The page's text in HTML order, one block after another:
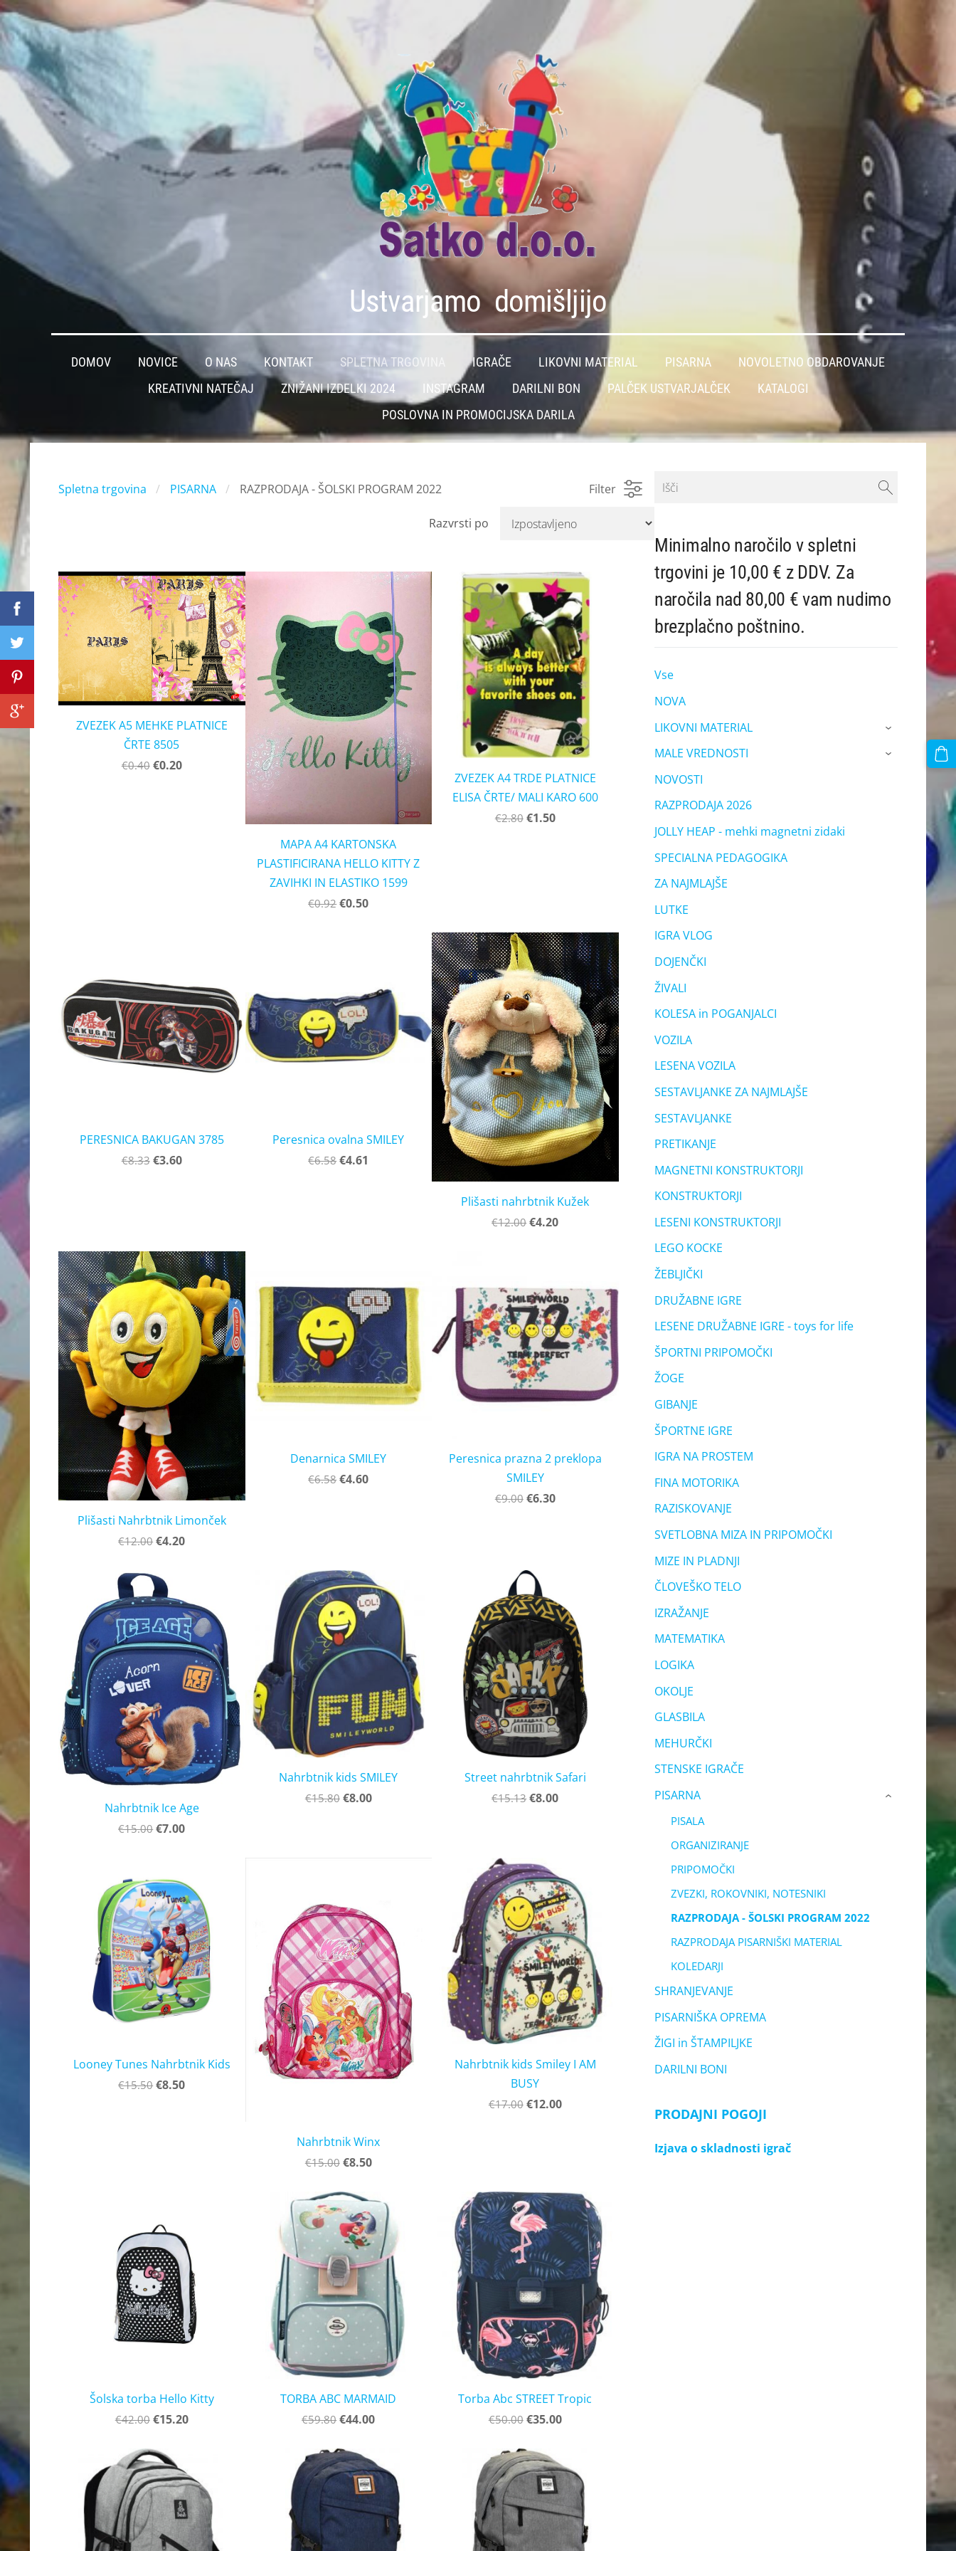
Ustvarjamo domišljijo
DOMOV NOVICE O NAS KONTAKT SPLETNA TRGOVINA IGRAČE LIKOVNI MATERIAL PISARNA
NOVOLETNO OBDAROVANJE
KREATIVNI NATEČAJ
ZNIŽANI IZDELKI 2024 INSTAGRAM DARILNI BON PALČEK USTVARJALČEK
KATALOGI
POSLOVNA IN PROMOCIJSKA DARILA
Minimalno naročilo v spletni
trgovini je 10,00 € z DDV. Za
naročila nad 80,00 € vam nudimo
brezplačno poštnino.
Vse
NOVA
LIKOVNI MATERIAL
›
MALE VREDNOSTI ›
NOVOSTI
RAZPRODAJA 2026
JOLLY HEAP - mehki magnetni zidaki
SPECIALNA PEDAGOGIKA
ZA NAJMLAJŠE
LUTKE
IGRA VLOG
DOJENČKI
ŽIVALI
KOLESA in POGANJALCI
VOZILA
LESENA VOZILA
SESTAVLJANKE ZA NAJMLAJŠE
SESTAVLJANKE
PRETIKANJE
MAGNETNI KONSTRUKTORJI
KONSTRUKTORJI
LESENI KONSTRUKTORJI
LEGO KOCKE
ŽEBLJIČKI
DRUŽABNE IGRE
LESENE DRUŽABNE IGRE - toys for life
ŠPORTNI PRIPOMOČKI
ŽOGE
GIBANJE
ŠPORTNE IGRE
IGRA NA PROSTEM
FINA MOTORIKA
RAZISKOVANJE
SVETLOBNA MIZA IN PRIPOMOČKI
MIZE IN PLADNJI
ČLOVEŠKO TELO
IZRAŽANJE
MATEMATIKA
LOGIKA
OKOLJE
GLASBILA
MEHURČKI
STENSKE IGRAČE
PISARNA
PISALA
ORGANIZIRANJE
PRIPOMOČKI
ZVEZKI, ROKOVNIKI, NOTESNIKI
RAZPRODAJA - ŠOLSKI PROGRAM 2022
RAZPRODAJA PISARNIŠKI MATERIAL
KOLEDARJI
›
SHRANJEVANJE
PISARNIŠKA OPREMA
ŽIGI in ŠTAMPILJKE
DARILNI BONI
PRODAJNI POGOJI
Izjava o skladnosti igrač
Spletna trgovina PISARNA RAZPRODAJA - ŠOLSKI PROGRAM 2022 Filter
Razvrsti po
ZVEZEK A5 MEHKE PLATNICE
ČRTE 8505
€0.40 €0.20
MAPA A4 KARTONSKA
PLASTIFICIRANA HELLO KITTY Z
ZAVIHKI IN ELASTIKO 1599
€0.92 €0.50
ZVEZEK A4 TRDE PLATNICE
ELISA ČRTE/ MALI KARO 600
€2.80 €1.50
PERESNICA BAKUGAN 3785
€8.33 €3.60
Peresnica ovalna SMILEY
€6.58 €4.61
Plišasti nahrbtnik Kužek
€12.00 €4.20
Plišasti Nahrbtnik Limonček
€12.00 €4.20
Denarnica SMILEY
€6.58 €4.60
Peresnica prazna 2 preklopa
SMILEY
€9.00 €6.30
Nahrbtnik Ice Age
€15.00 €7.00
Nahrbtnik kids SMILEY
€15.80 €8.00
Street nahrbtnik Safari
€15.13 €8.00
Looney Tunes Nahrbtnik Kids
€15.50 €8.50
Nahrbtnik Winx
€15.00 €8.50
Nahrbtnik kids Smiley I AM
BUSY
€17.00 €12.00
Šolska torba Hello Kitty
€42.00 €15.20
TORBA ABC MARMAID
€59.80 €44.00
Torba Abc STREET Tropic
€50.00 €35.00